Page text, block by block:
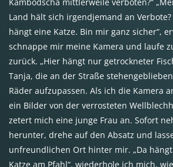
Land hält sich irgendjemand an
hängt eine Katze. Bin mir ganz sicher“,
schnappe mir meine Kamera und laufe
zurück. „Hier hängt nur getrockneter
Tanja, die an der Straße
Räder aufzupassen. Als ich die Kamera
ein Bilder von der verrosteten
zetert mich eine junge Frau an. Sofort
herunter, drehe auf den Absatz und
unfreundlichen Ort hinter mir. „Da
Katze am Pfahl“, wiederhole ich mich,